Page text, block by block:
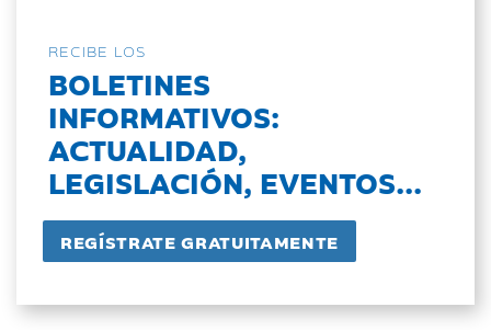
RECIBE LOS
BOLETINES
INFORMATIVOS:
ACTUALIDAD,
LEGISLACIÓN, EVENTOS...